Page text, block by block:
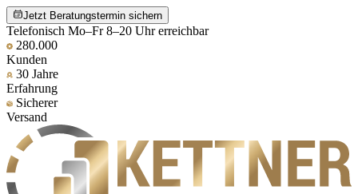
Jetzt Beratungstermin sichern
Telefonisch Mo–Fr 8–20 Uhr erreichbar
280.000
Kunden
30 Jahre
Erfahrung
Sicherer
Versand